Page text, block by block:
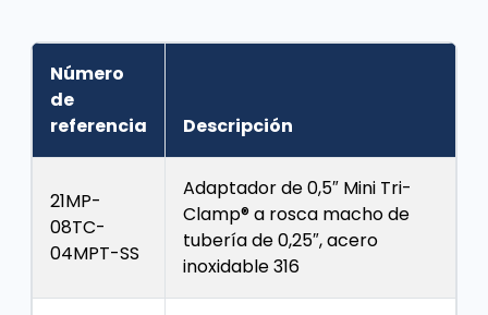
Número
de
referencia
Descripción
21MP-
08TC-
04MPT-SS
Adaptador de 0,5″ Mini Tri-
Clamp® a rosca macho de
tubería de 0,25″, acero
inoxidable 316